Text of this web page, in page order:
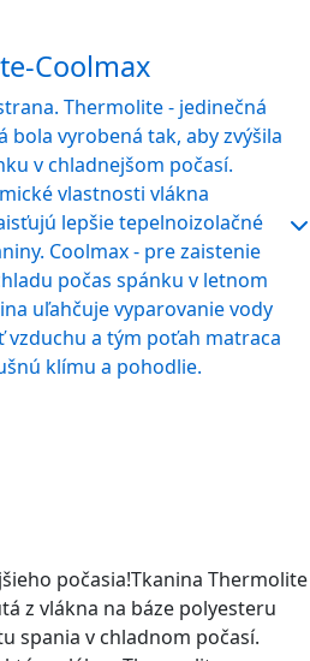
Coolmax
Thermolite - jedinečná
bola vyrobená tak, aby zvýšila
v chladnejšom počasí.
vlastnosti vlákna
lepšie tepelnoizolačné
Coolmax - pre zaistenie
počas spánku v letnom
uľahčuje vyparovanie vody
vzduchu a tým poťah matraca
klímu a pohodlie.
počasia!Tkanina Thermolite
z vlákna na báze polyesteru
spania v chladnom počasí.